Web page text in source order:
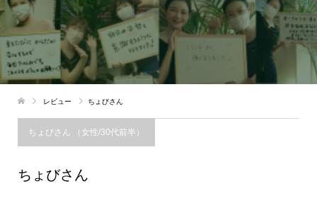
レビュー ちょびさん
ちょびさん （女性/30代前半）
ちょびさん